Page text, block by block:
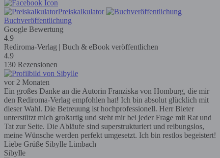
Preiskalkulator
Buchveröffentlichung
Google Bewertung
4.9
Rediroma-Verlag | Buch & eBook veröffentlichen
4.9
130 Rezensionen
vor 2 Monaten
Ein großes Danke an die Autorin Franziska von Homburg, die mir
den Rediroma-Verlag empfohlen hat! Ich bin absolut glücklich mit
dieser Wahl. Die Betreuung ist hochprofessionell. Herr Bieter
unterstützt mich großartig und steht mir bei jeder Frage mit Rat und
Tat zur Seite. Die Abläufe sind superstrukturiert und reibungslos,
meine Wünsche werden perfekt umgesetzt. Ich bin restlos begeistert!
Liebe Grüße Sibylle Limbach
Sibylle